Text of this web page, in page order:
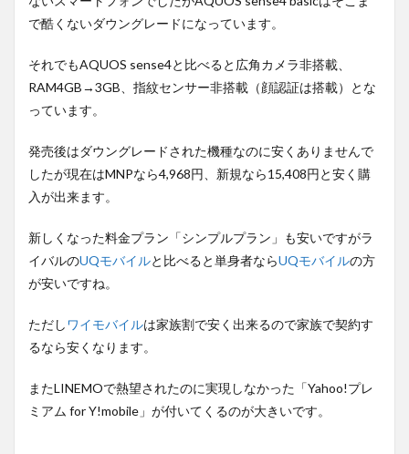
で酷くないダウングレードになっています。
それでもAQUOS sense4と比べると広角カメラ非搭載、
RAM4GB→3GB、指紋センサー非搭載（顔認証は搭載）とな
っています。
発売後はダウングレードされた機種なのに安くありませんで
したが現在はMNPなら4,968円、新規なら15,408円と安く購
入が出来ます。
新しくなった料金プラン「シンプルプラン」も安いですがラ
イバルのUQモバイルと比べると単身者ならUQモバイルの方
が安いですね。
ただしワイモバイルは家族割で安く出来るので家族で契約す
るなら安くなります。
またLINEMOで熱望されたのに実現しなかった「Yahoo!プレ
ミアム for Y!mobile」が付いてくるのが大きいです。